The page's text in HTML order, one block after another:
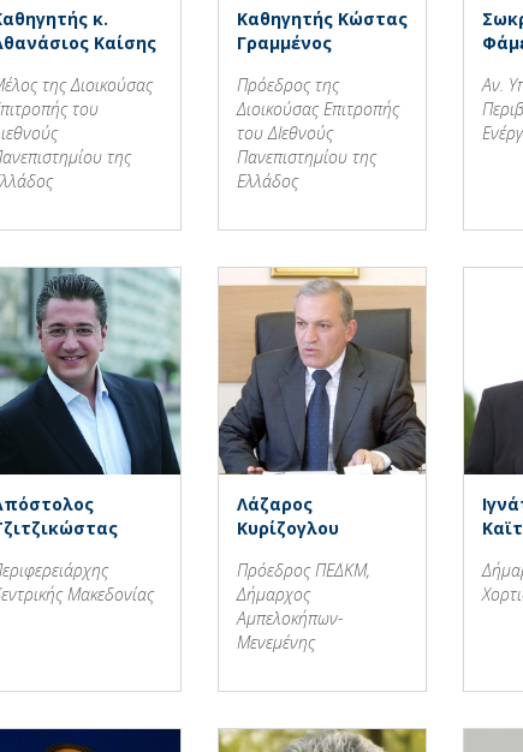
κ.
Καίσης
της Διοικούσας
του
της
Καθηγητής Κώστας
Γραμμένος
Πρόεδρος της
Διοικούσας Επιτροπής
του ΔΙεθνούς
Πανεπιστημίου της
Ελλάδος
Αν.
Μακεδονίας
Λάζαρος
Κυρίζογλου
Πρόεδρος ΠΕΔΚΜ,
Δήμαρχος
Αμπελοκήπων-
Μενεμένης